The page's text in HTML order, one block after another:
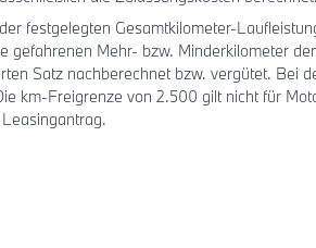
festgelegten Gesamtkilometer-
gefahrenen Mehr- bzw. Minderkilometer
Satz nachberechnet bzw. vergütet. Bei
km-Freigrenze von 2.500 gilt nicht für